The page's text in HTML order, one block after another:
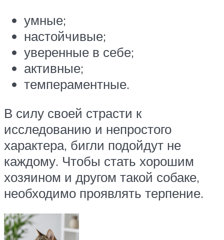
умные;
настойчивые;
уверенные в себе;
активные;
темпераментные.
В силу своей страсти к
исследованию и непростого
характера, бигли подойдут не
каждому. Чтобы стать хорошим
хозяином и другом такой собаке,
необходимо проявлять терпение.